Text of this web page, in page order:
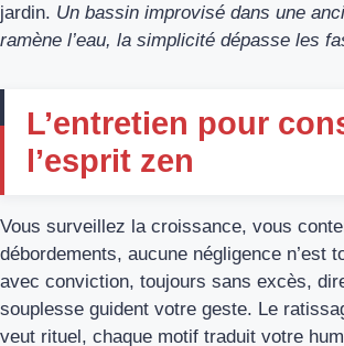
jardin. Un bassin improvisé dans une
ramène l’eau, la simplicité dépasse les
L’entretien pour
l’esprit zen
Vous surveillez la croissance, vous
débordements, aucune négligence n’est
avec conviction, toujours sans excès,
souplesse guident votre geste. Le
veut rituel, chaque motif traduit votre